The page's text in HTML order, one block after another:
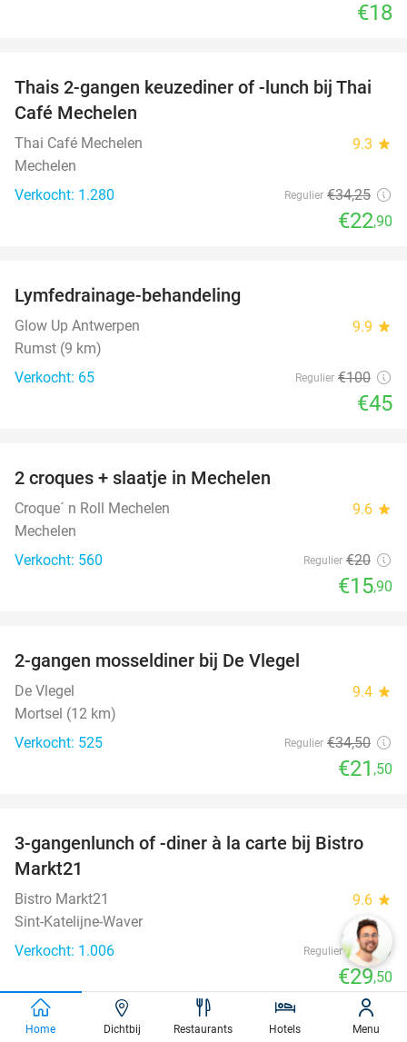
€18
33%
Thais 2-gangen keuzediner of -lunch bij Thai
Café Mechelen
Thai Café Mechelen 9.3 star
Mechelen
Verkocht: 1.280
Regulier €34,25
€22,90
Lymfedrainage-behandeling
Glow Up Antwerpen 9.9 star
Rumst (9 km)
Verkocht: 65
Regulier €100
€45
2 croques + slaatje in Mechelen
Croque´ n Roll Mechelen 9.6 star
Mechelen
Verkocht: 560
Regulier €20
€15,90
2-gangen mosseldiner bij De Vlegel
De Vlegel 9.4 star
Mortsel (12 km)
Verkocht: 525
Regulier €34,50
€21 ,50
46%
3-gangenlunch of -diner à la carte bij Bistro
Markt21
Bistro Markt21 9.6 star
Sint-Katelijne-Waver
Verkocht: 1.006
Regulier €55
€29,50
favorite_border
Home Dichtbij Restaurants Hotels Menu